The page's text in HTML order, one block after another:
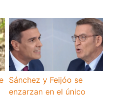
Sánchez y Feijóo se
enzarzan en el único